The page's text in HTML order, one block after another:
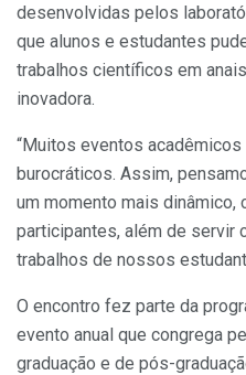
desenvolvidas pelos
que alunos e estudantes
trabalhos científicos em
inovadora.
“Muitos eventos
burocráticos. Assim,
um momento mais dinâmico,
participantes, além de servir
trabalhos de nossos
O encontro fez parte da
evento anual que congrega
graduação e de pós-